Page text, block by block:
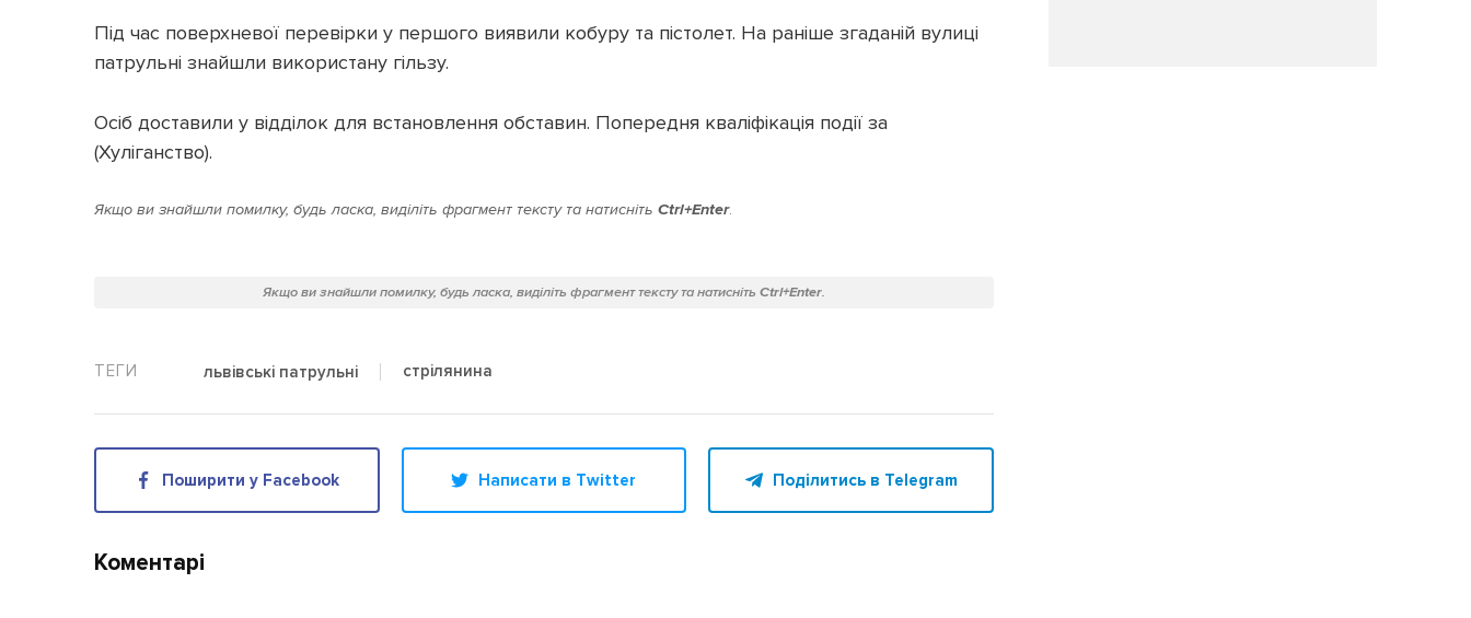
Під час поверхневої перевірки у першого виявили кобуру та пістолет. На раніше згаданій вулиці
патрульні знайшли використану гільзу.
Осіб доставили у відділок для встановлення обставин. Попередня кваліфікація події за
(Хуліганство).
Якщо ви знайшли помилку, будь ласка, виділіть фрагмент тексту та натисніть Ctrl+Enter.
Якщо ви знайшли помилку, будь ласка, виділіть фрагмент тексту та натисніть Ctrl+Enter.
львівські патрульні стрілянина
Поширити у Facebook Написати в Twitter Поділитись в Telegram
Коментарі